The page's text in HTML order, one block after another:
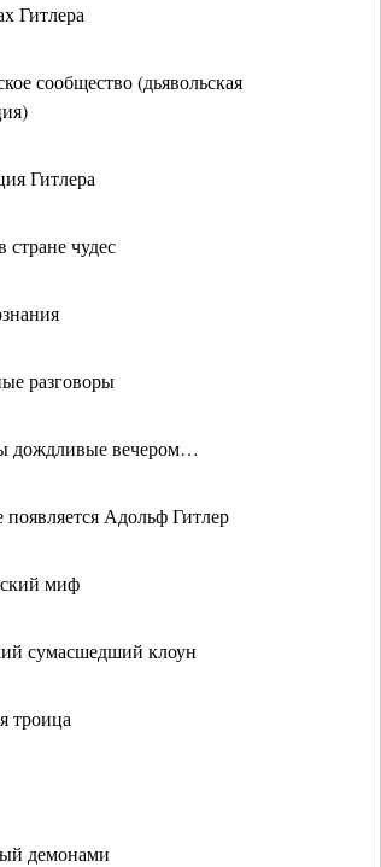
Гитлера
сообщество (дьявольская
Гитлера
стране чудес
разговоры
дождливые вечером…
появляется Адольф Гитлер
миф
сумасшедший клоун
троица
демонами